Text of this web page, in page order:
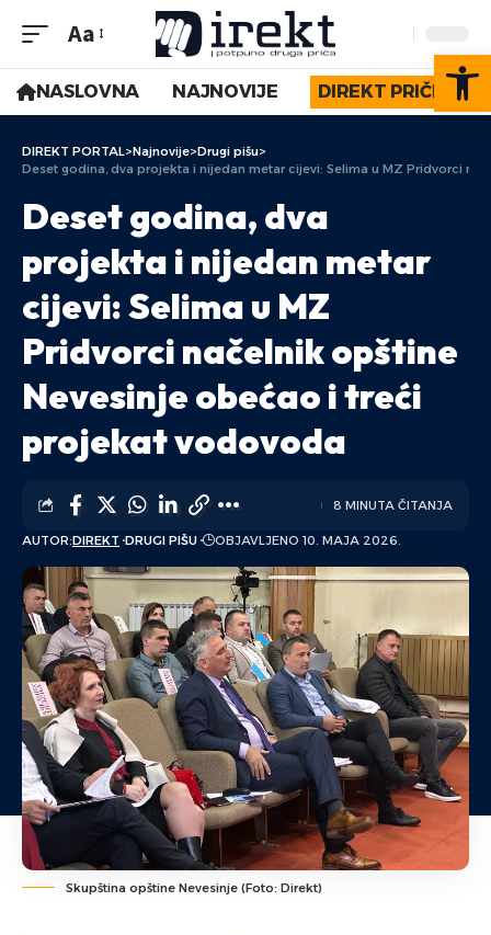
Aa
NASLOVNA NAJNOVIJE DIREKT PRIČE
DIREKT PORTAL>Najnovije>Drugi pišu>
Deset godina, dva projekta i nijedan metar cijevi: Selima u MZ Pridvorci
Deset godina, dva
projekta i nijedan metar
cijevi: Selima u MZ
Pridvorci načelnik opštine
Nevesinje obećao i treći
projekat vodovoda
AUTOR:DIREKT DRUGI PIŠU OBJAVLJENO 10. MAJA 2026.
8 MINUTA ČITANJA
Skupština opštine Nevesinje (Foto: Direkt)